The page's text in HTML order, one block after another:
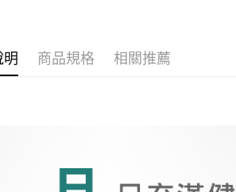
明 商品規格 相關推薦